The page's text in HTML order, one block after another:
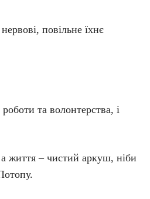
повільне їхнє
та волонтерства, і
життя – чистий аркуш, ніби